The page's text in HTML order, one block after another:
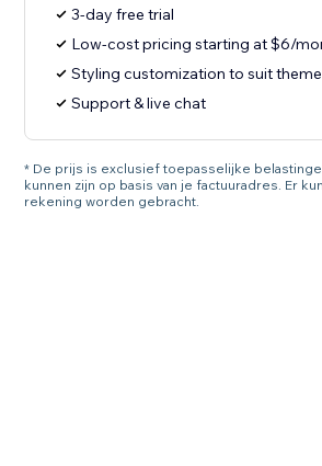
3-day free trial
Low-cost pricing starting at $6/
Styling customization to suit theme
Support & live chat
* De prijs is exclusief toepasselijke
kunnen zijn op basis van je factuuradres. Er
rekening worden gebracht.